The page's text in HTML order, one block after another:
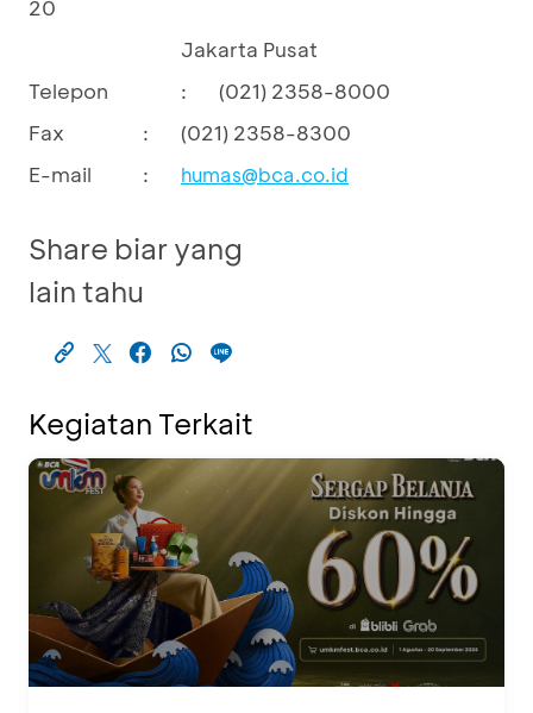
20
Jakarta Pusat
Telepon
:
(021) 2358-8000
Fax
:
(021) 2358-8300
E-mail
: humas@bca.co.id
Share biar yang
lain tahu
Kegiatan Terkait